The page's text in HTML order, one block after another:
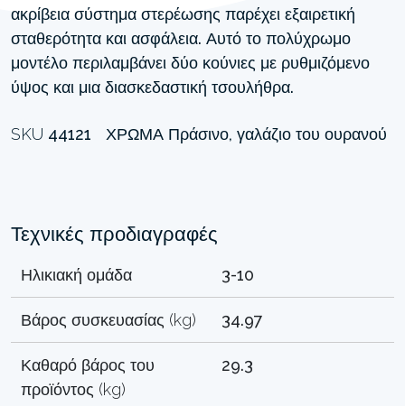
ακρίβεια σύστημα στερέωσης παρέχει εξαιρετική
σταθερότητα και ασφάλεια. Αυτό το πολύχρωμο
μοντέλο περιλαμβάνει δύο κούνιες με ρυθμιζόμενο
ύψος και μια διασκεδαστική τσουλήθρα.
SKU 44121 ΧΡΏΜΑ Πράσινο, γαλάζιο του ουρανού
Τεχνικές προδιαγραφές
Ηλικιακή ομάδα 3-10
Βάρος συσκευασίας (kg) 34.97
Καθαρό βάρος του
προϊόντος (kg)
29.3